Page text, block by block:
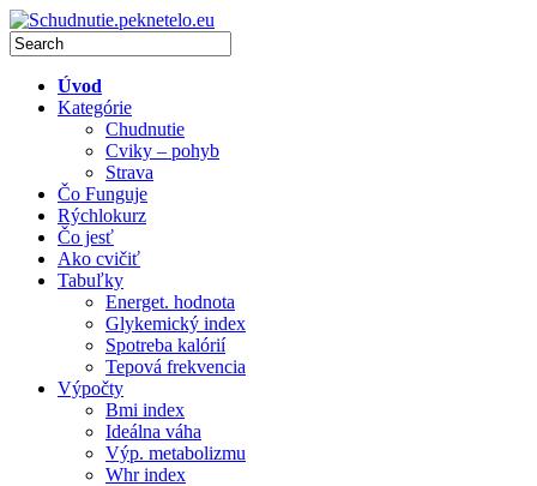
Úvod
Kategórie
Chudnutie
Cviky – pohyb
Strava
Čo Funguje
Rýchlokurz
Čo jesť
Ako cvičiť
Tabuľky
Energet. hodnota
Glykemický index
Spotreba kalórií
Tepová frekvencia
Výpočty
Bmi index
Ideálna váha
Výp. metabolizmu
Whr index